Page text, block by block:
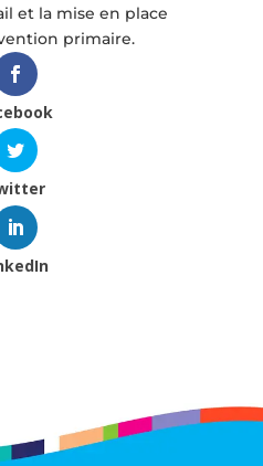
et la mise en place
primaire.